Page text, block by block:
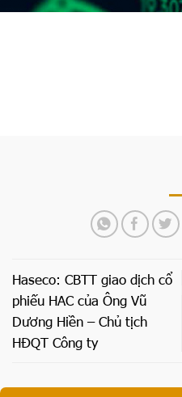
Haseco: CBTT giao dịch cổ
phiếu HAC của Ông Vũ
Dương Hiền – Chủ tịch
HĐQT Công ty